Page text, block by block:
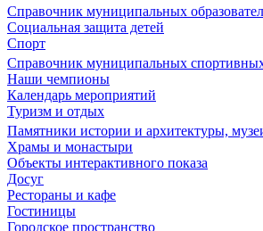
Справочник муниципальных
Социальная защита детей
Спорт
Справочник муниципальных
Наши чемпионы
Календарь мероприятий
Туризм и отдых
Памятники истории и архитектуры,
Храмы и монастыри
Объекты интерактивного показа
Досуг
Рестораны и кафе
Гостиницы
Городское пространство